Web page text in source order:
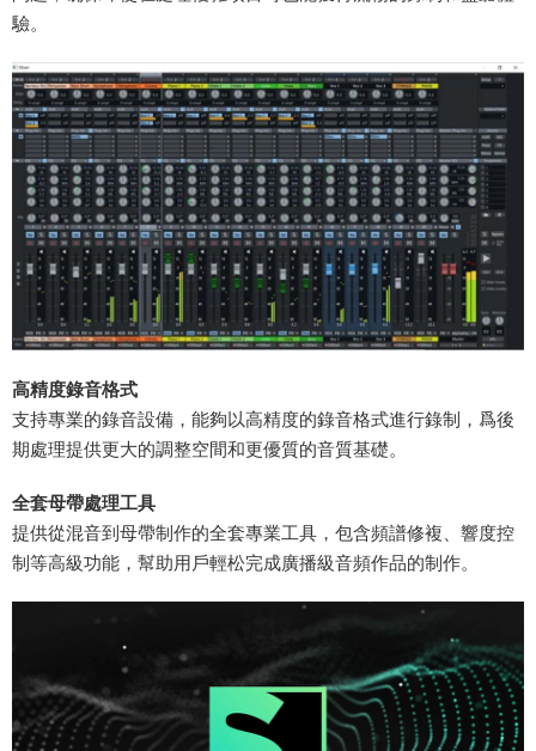
驗。
​高精度錄音格式
支持專業的錄音設備，能夠以高精度的錄音格式進行錄制，爲後
期處理提供更大的調整空間和更優質的音質基礎。
​全套母帶處理工具​
提供從混音到母帶制作的全套專業工具，包含頻譜修複、響度控
制等高級功能，幫助用戶輕松完成廣播級音頻作品的制作。